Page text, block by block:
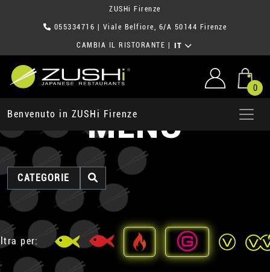
ZUSHi Firenze
055334716 | Viale Belfiore, 6/A 50144 Firenze
CAMBIA IL RISTORANTE IT
0
Benvenuto in ZUSHi Firenze
MENU
CATEGORIE
per: